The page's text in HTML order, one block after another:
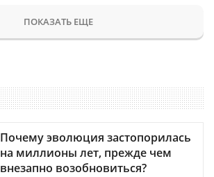
ПОКАЗАТЬ ЕЩЕ
Почему эволюция застопорилась
на миллионы лет, прежде чем
внезапно возобновиться?